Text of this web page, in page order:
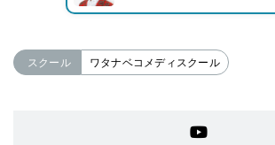
スクール ワタナベコメディスクール